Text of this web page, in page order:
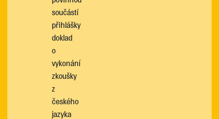
součástí
přihlášky
doklad
o
vykonání
zkoušky
z
českého
jazyka